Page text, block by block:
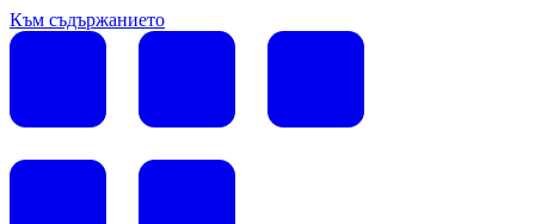
Към съдържанието